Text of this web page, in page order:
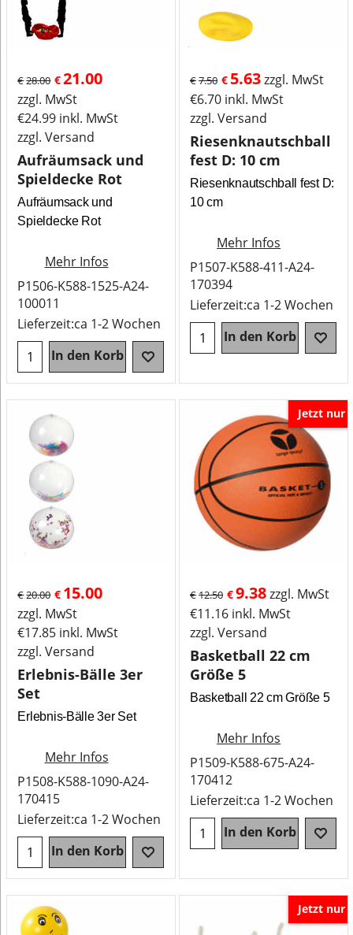
€28.00 €21.00
zzgl. MwSt
€24.99 inkl. MwSt
zzgl. Versand
Aufräumsack und
Spieldecke Rot
Aufräumsack und
Spieldecke Rot
Mehr Infos
P1506-K588-1525-A24-
100011
Lieferzeit:ca 1-2 Wochen
In den Korb
€7.50 € 5.63zzgl. MwSt
€6.70 inkl. MwSt
zzgl. Versand
Riesenknautschball
fest D: 10 cm
Riesenknautschball fest D:
10 cm
Mehr Infos
P1507-K588-411-A24-
170394
Lieferzeit:ca 1-2 Wochen
In den Korb
€20.00 € 15.00
zzgl. MwSt
€17.85 inkl. MwSt
zzgl. Versand
Erlebnis-Bälle 3er
Set
Erlebnis-Bälle 3er Set
Mehr Infos
P1508-K588-1090-A24-
170415
Lieferzeit:ca 1-2 Wochen
In den Korb
Jetzt nur
€12.50 €9.38zzgl. MwSt
€11.16 inkl. MwSt
zzgl. Versand
Basketball 22 cm
Größe 5
Basketball 22 cm Größe 5
Mehr Infos
P1509-K588-675-A24-
170412
Lieferzeit:ca 1-2 Wochen
In den Korb
Jetzt nur